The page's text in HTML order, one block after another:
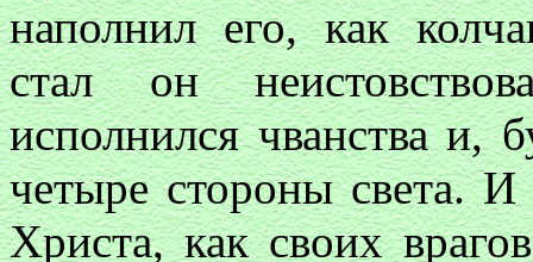
наполнил его, как
стал он
исполнился чванства и,
четыре стороны света.
Христа, как своих